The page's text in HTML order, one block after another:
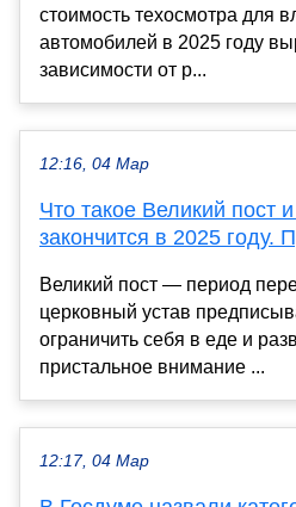
стоимость техосмотра для
автомобилей в 2025 году
зависимости от р...
12:16, 04 Мар
Что такое Великий пост
закончится в 2025 году.
Великий пост — период
церковный устав
ограничить себя в еде и
пристальное внимание ...
12:17, 04 Мар